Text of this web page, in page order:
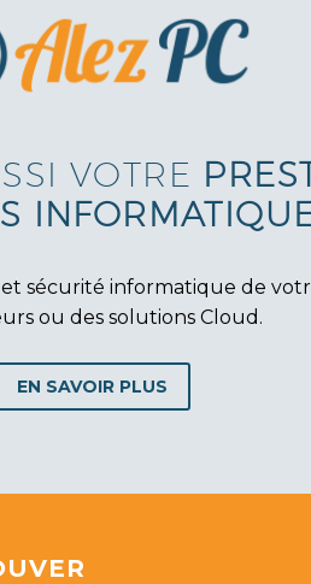
VOTRE
sécurité informatique de
ou des solutions Cloud.
EN SAVOIR PLUS